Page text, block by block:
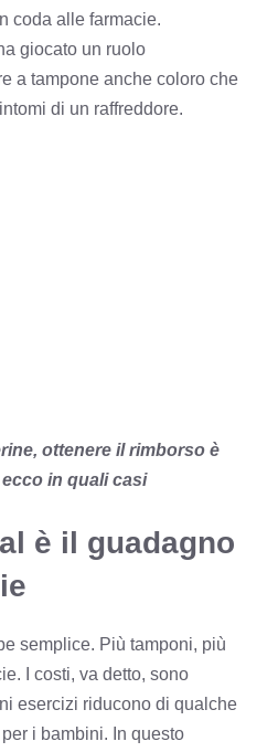
coda alle farmacie.
giocato un ruolo
a tampone anche coloro che
di un raffreddore.
ottenere il rimborso è
in quali casi
è il guadagno
semplice. Più tamponi, più
I costi, va detto, sono
esercizi riducono di qualche
i bambini. In questo